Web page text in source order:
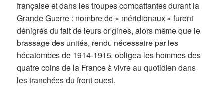
française et dans les troupes combattantes durant la
Grande Guerre : nombre de « méridionaux » furent
dénigrés du fait de leurs origines, alors même que le
brassage des unités, rendu nécessaire par les
hécatombes de 1914-1915, obligea les hommes des
quatre coins de la France à vivre au quotidien dans
les tranchées du front ouest.